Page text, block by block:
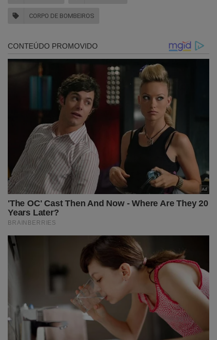
CORPO DE BOMBEIROS